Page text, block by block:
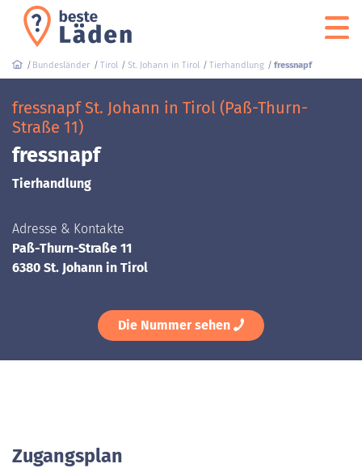
Bundesländer Tirol St. Johann in Tirol Tierhandlung fressnapf
fressnapf St. Johann in Tirol (Paß-Thurn-
Straße 11)
fressnapf
Tierhandlung
Adresse & Kontakte
Paß-Thurn-Straße 11
6380 St. Johann in Tirol
Die Nummer sehen
Zugangsplan